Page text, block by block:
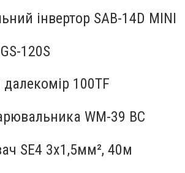
інвертор SAB-14D MINI
120S
100TF
WM-39 ВС
SE4 3х1,5мм², 40м